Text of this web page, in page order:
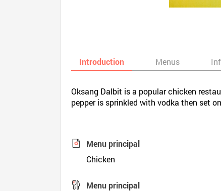
Introduction Menus
Oksang Dalbit is a popular chicken
pepper is sprinkled with vodka then set
Menu principal
Chicken
Menu principal